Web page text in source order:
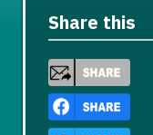
Share this